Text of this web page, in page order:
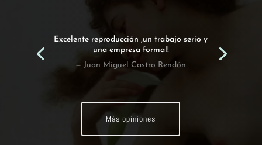
Excelente reproducción ,un trabajo serio y
una empresa formal!
— Juan Miguel Castro Rendón
Más opiniones